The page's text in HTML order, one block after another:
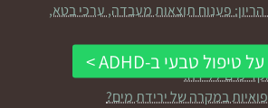
הריון: פענוח תוצאות מעבדה, ערכי בטא,
הראשונה בהריון.
ללידה.
במקרה של ירידת מים?